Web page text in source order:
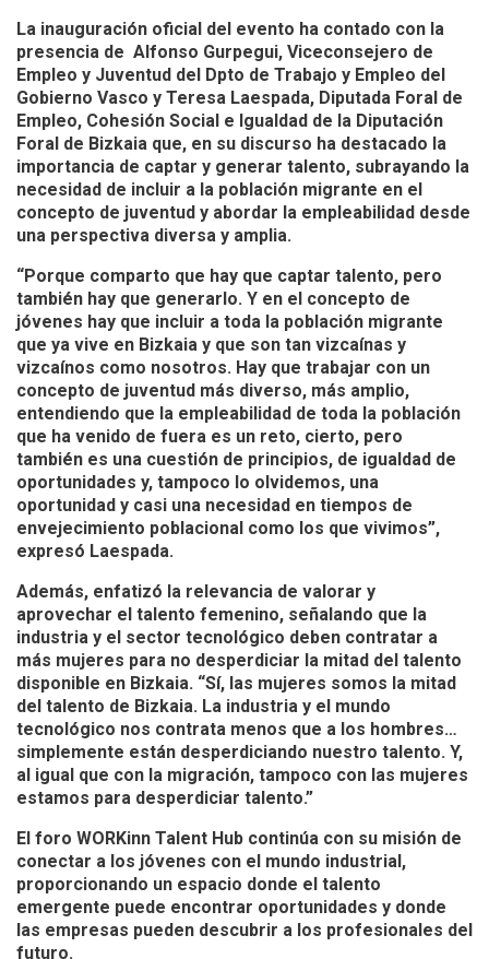
La inauguración oficial del evento ha contado con la
presencia de Alfonso Gurpegui, Viceconsejero de
Empleo y Juventud del Dpto de Trabajo y Empleo del
Gobierno Vasco y Teresa Laespada, Diputada Foral de
Empleo, Cohesión Social e Igualdad de la Diputación
Foral de Bizkaia que, en su discurso ha destacado la
importancia de captar y generar talento, subrayando la
necesidad de incluir a la población migrante en el
concepto de juventud y abordar la empleabilidad desde
una perspectiva diversa y amplia.
“Porque comparto que hay que captar talento, pero
también hay que generarlo. Y en el concepto de
jóvenes hay que incluir a toda la población migrante
que ya vive en Bizkaia y que son tan vizcaínas y
vizcaínos como nosotros. Hay que trabajar con un
concepto de juventud más diverso, más amplio,
entendiendo que la empleabilidad de toda la población
que ha venido de fuera es un reto, cierto, pero
también es una cuestión de principios, de igualdad de
oportunidades y, tampoco lo olvidemos, una
oportunidad y casi una necesidad en tiempos de
envejecimiento poblacional como los que vivimos”,
expresó Laespada.
Además, enfatizó la relevancia de valorar y
aprovechar el talento femenino, señalando que la
industria y el sector tecnológico deben contratar a
más mujeres para no desperdiciar la mitad del talento
disponible en Bizkaia. “Sí, las mujeres somos la mitad
del talento de Bizkaia. La industria y el mundo
tecnológico nos contrata menos que a los hombres…
simplemente están desperdiciando nuestro talento. Y,
al igual que con la migración, tampoco con las mujeres
estamos para desperdiciar talento.”
El foro WORKinn Talent Hub continúa con su misión de
conectar a los jóvenes con el mundo industrial,
proporcionando un espacio donde el talento
emergente puede encontrar oportunidades y donde
las empresas pueden descubrir a los profesionales del
futuro.